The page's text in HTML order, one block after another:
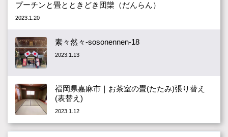
プーチンと畳とときどき団欒（だんらん）
2023.1.20
素々然々-sosonennen-18
2023.1.13
福岡県嘉麻市｜お茶室の畳(たたみ)張り替え
(表替え)
2023.1.12